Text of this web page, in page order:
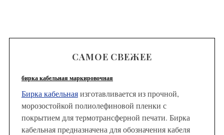
САМОЕ СВЕЖЕЕ
бирка кабельная маркировочная
Бирка кабельнаяизготавливается из прочной,
морозостойкой полиолефиновой пленки с
покрытием для термотрансферной печати. Бирка
кабельная предназначена для обозначения кабеля